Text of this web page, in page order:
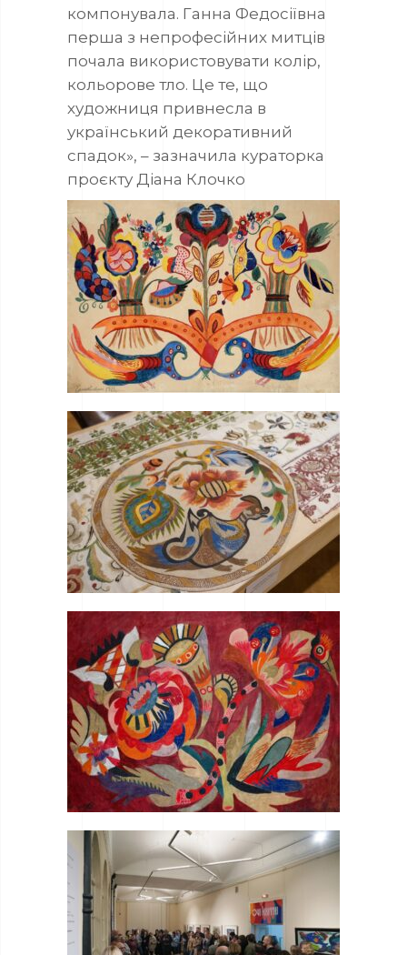
компонувала. Ганна Федосіївна
перша з непрофесійних митців
почала використовувати колір,
кольорове тло. Це те, що
художниця привнесла в
український декоративний
спадок», – зазначила кураторка
проєкту Діана Клочко